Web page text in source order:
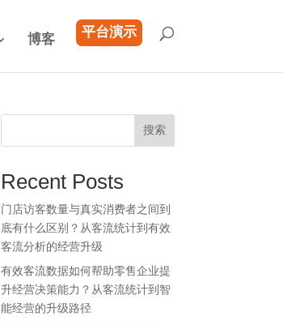
博客 平台演示
搜索
Recent Posts
门店访客数量与真实消费者之间到
底有什么区别？从客流统计到有效
客流分析的经营升级
有效客流数据如何帮助零售企业提
升经营决策能力？从客流统计到智
能经营的升级路径